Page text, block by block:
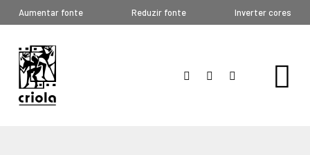
Aumentar fonte Reduzir fonte Inverter cores